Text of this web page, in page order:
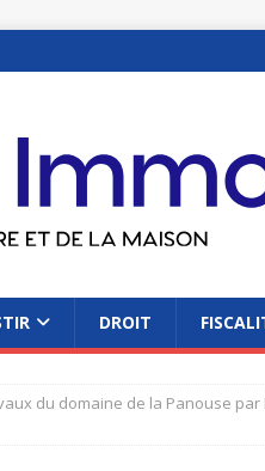
DROIT
du domaine de la Panouse par